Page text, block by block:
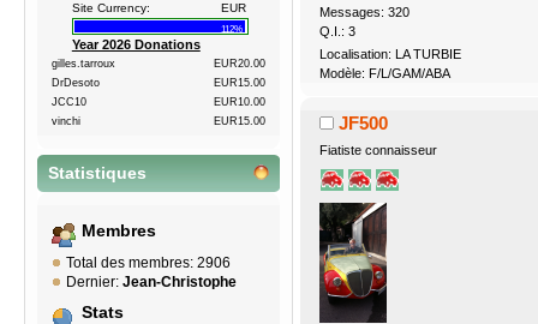
Site Currency:
EUR
112%
Year 2026 Donations
gilles.tarroux
EUR20.00
DrDesoto
EUR15.00
JCC10
EUR10.00
vinchi
EUR15.00
Statistiques
Membres
Total des membres: 2906
Dernier: Jean-Christophe
Stats
Messages: 320
Q.I.: 3
Localisation: LA TURBIE
Modèle: F/L/GAM/ABA
JF500
Fiatiste connaisseur